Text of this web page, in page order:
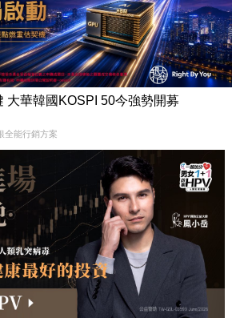
大華韓國KOSPI 50今強勢開募
全能行銷方案